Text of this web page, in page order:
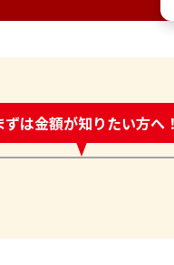
ずは金額が知りたい方へ！
受付中!問い合わせフォ